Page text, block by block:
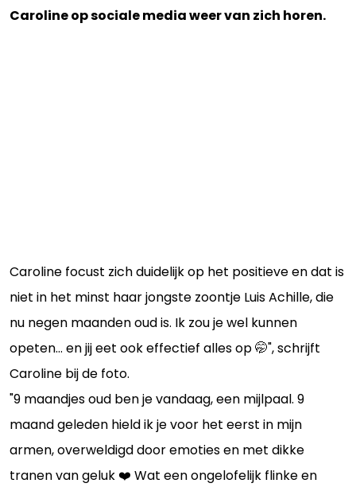
Caroline op sociale media weer van zich horen.
Caroline focust zich duidelijk op het positieve en dat is
niet in het minst haar jongste zoontje Luis Achille, die
nu negen maanden oud is. Ik zou je wel kunnen
opeten… en jij eet ook effectief alles op 🤭", schrijft
Caroline bij de foto.
"9 maandjes oud ben je vandaag, een mijlpaal. 9
maand geleden hield ik je voor het eerst in mijn
armen, overweldigd door emoties en met dikke
tranen van geluk ❤️ Wat een ongelofelijk flinke en